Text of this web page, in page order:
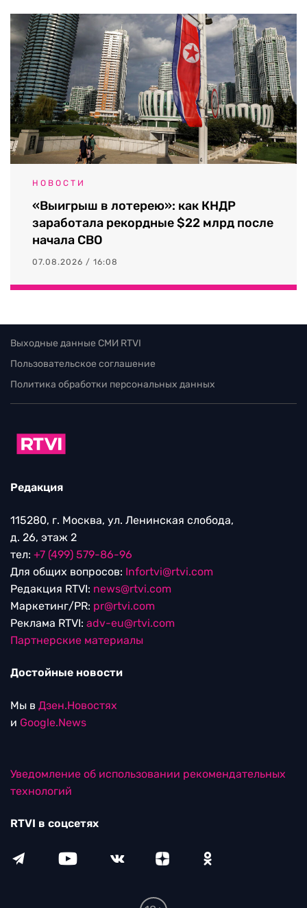
НОВОСТИ
«Выигрыш в лотерею»: как КНДР
заработала рекордные $22 млрд после
начала СВО
07.08.2026 / 16:08
Выходные данные СМИ RTVI
Пользовательское соглашение
Политика обработки персональных данных
Редакция
115280, г. Москва, ул. Ленинская слобода,
д. 26, этаж 2
тел: +7 (499) 579-86-96
Для общих вопросов: Infortvi@rtvi.com
Редакция RTVI: news@rtvi.com
Маркетинг/PR: pr@rtvi.com
Реклама RTVI: adv-eu@rtvi.com
Партнерские материалы
Достойные новости
Мы в Дзен.Новостях
и Google.News
Уведомление об использовании рекомендательных
технологий
RTVI в соцсетях